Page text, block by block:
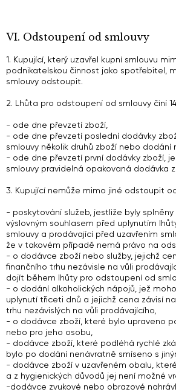
VI. Odstoupení od smlouvy
1. Kupující, který uzavřel kupní smlouvu
podnikatelskou činnost jako spotřebitel,
smlouvy odstoupit.
2. Lhůta pro odstoupení od smlouvy činí
- ode dne převzetí zboží,
- ode dne převzetí poslední dodávky
smlouvy několik druhů zboží nebo dodání
- ode dne převzetí první dodávky zboží,
smlouvy pravidelná opakovaná dodávka
3. Kupující nemůže mimo jiné odstoupit
- poskytování služeb, jestliže byly
výslovným souhlasem před uplynutím
smlouvy a prodávající před uzavřením
že v takovém případě nemá právo na
- o dodávce zboží nebo služby, jejichž
finančního trhu nezávisle na vůli
dojít během lhůty pro odstoupení od
- o dodání alkoholických nápojů, jež
uplynutí třiceti dnů a jejichž cena závisí
trhu nezávislých na vůli prodávajícího,
- o dodávce zboží, které bylo upraveno
nebo pro jeho osobu,
- dodávce zboží, které podléhá rychlé
bylo po dodání nenávratně smíseno s
- dodávce zboží v uzavřeném obalu,
a z hygienických důvodů jej není možné
-dodávce zvukové nebo obrazové